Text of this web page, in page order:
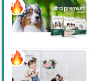
Quel est le
Le poids idéal